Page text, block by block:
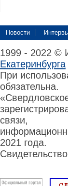
Новости
1999 - 2022 ©
Екатеринбурга
При
обязательна.
связи,
2021 года.